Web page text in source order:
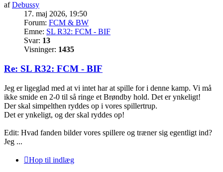
afDebussy
17. maj 2026, 19:50
Forum: FCM & BW
Emne: SL R32: FCM - BIF
Svar: 13
Visninger: 1435
Re: SL R32: FCM - BIF
Jeg er ligeglad med at vi intet har at spille for i denne kamp. Vi må
ikke smide en 2-0 til så ringe et Brøndby hold. Det er ynkeligt!
Der skal simpelthen ryddes op i vores spillertrup.
Det er ynkeligt, og der skal ryddes op!
Edit: Hvad fanden bilder vores spillere og træner sig egentligt ind?
Jeg ...
Hop til indlæg